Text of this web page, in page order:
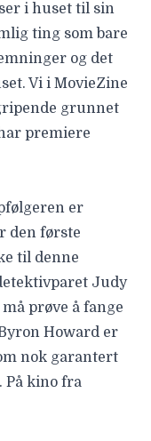
i huset til sin
ting som bare
og det
Vi i MovieZine
grunnet
premiere
er
den første
til denne
Judy
prøve å fange
Howard er
nok garantert
På kino fra